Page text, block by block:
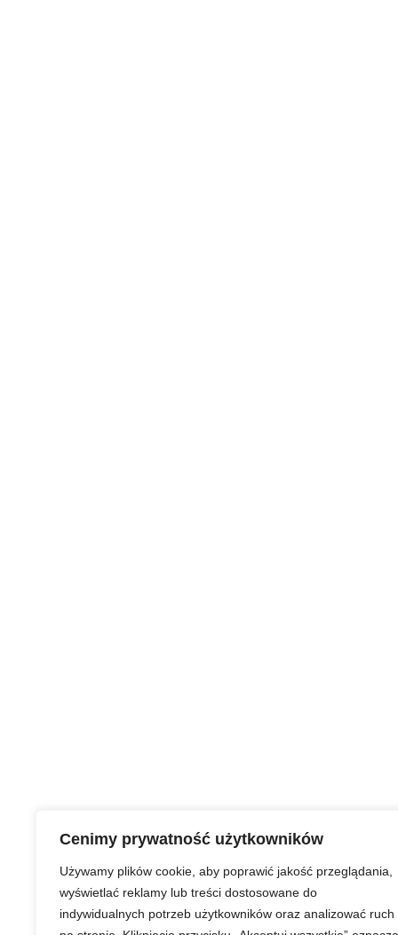
Cenimy prywatność użytkowników
Używamy plików cookie, aby poprawić jakość przeglądania,
wyświetlać reklamy lub treści dostosowane do
indywidualnych potrzeb użytkowników oraz analizować ruch